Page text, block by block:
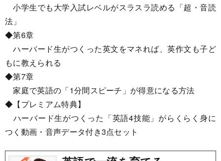
小学生でも大学入試レベルがスラスラ読める「超・音読
法」
◆第6章
ハーバード生がつくった英文をマネれば、英作文も子ど
もに教えられる
◆第7章
家庭で英語の「1分間スピーチ」が得意になる方法
◆【プレミアム特典】
ハーバード生がつくった「英語4技能」がらくらく身に
つく動画・音声データ付き3点セット